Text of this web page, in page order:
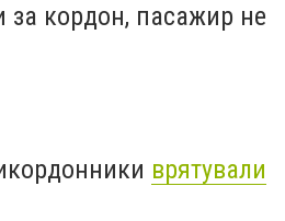
за кордон, пасажир не
врятували